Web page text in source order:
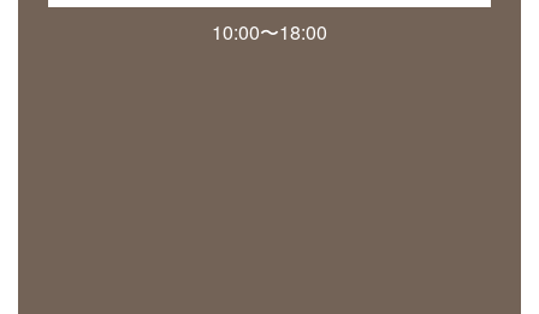
10:00〜18:00